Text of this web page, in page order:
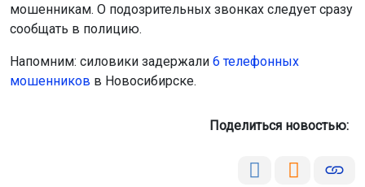
мошенникам. О подозрительных звонках следует сразу
сообщать в полицию.
Напомним: силовики задержали 6 телефонных
мошенников в Новосибирске.
Поделиться новостью: